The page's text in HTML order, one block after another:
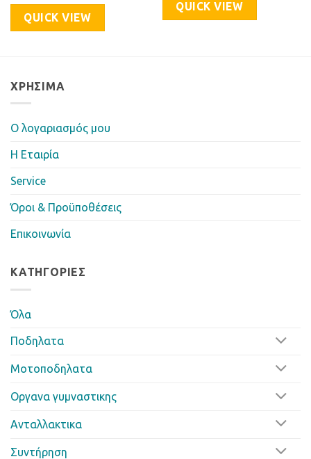
QUICK VIEW
QUICK VIEW
ΧΡΉΣΙΜΑ
Ο λογαριασμός μου
Η Eταιρία
Service
Όροι & Προϋποθέσεις
Επικοινωνία
ΚΑΤΗΓΟΡΊΕΣ
Όλα
Ποδηλατα
Μοτοποδηλατα
Οργανα γυμναστικης
Ανταλλακτικα
Συντήρηση